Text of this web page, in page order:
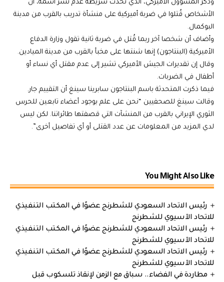
وذكر المسؤول الأميركي، الذي تحدث شريطة عدم نشر اسمه، أن
الأشخاص قُتلوا في ضربة أميركية على منشأة تدريب بالقرب من مدينة
البوكمال.
وأضاف أن شخصا آخر ربما قُتل في ضربة ثانية تقول وزارة الدفاع
الأميركية (البنتاجون) إنها شنتها على مخبأ بالقرب من مدينة الميادين.
وقال إن تقديرات الجيش الأميركي تشير إلى عدم مقتل أي نساء أو
أطفال في الضربات.
فيما ذكرت المتحدثة باسم البنتاجون سابرينا سينغ أن التقييم جار.
وقالت سينغ للصحفيين “نحن على علم بوجود أعضاء تابعين للحرس
الثوري الإيراني بالقرب من المنشآت التي قصفتها طائراتنا. لكن ليس
لدي المزيد من المعلومات عن عدد القتلى أو أي تفاصيل أخرى”.
You Might Also Like
رئيس الاتحاد السعودي للشطرنج عضوًا في المكتب التنفيذي
للاتحاد الآسيوي للشطرنج
رئيس الاتحاد السعودي للشطرنج عضوًا في المكتب التنفيذي
للاتحاد الآسيوي للشطرنج
رئيس الاتحاد السعودي للشطرنج عضوًا في المكتب التنفيذي
للاتحاد الآسيوي للشطرنج
مطاردة في الفضاء.. سباق مع الزمن لإنقاذ تلسكوب قبل